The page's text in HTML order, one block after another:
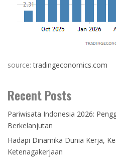
source:tradingeconomics.com
Recent Posts
Pariwisata Indonesia 2026:
Berkelanjutan
Hadapi Dinamika Dunia Kerja,
Ketenagakerjaan